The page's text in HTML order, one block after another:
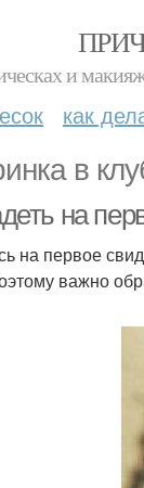
и
как
в
на
на первое
важно